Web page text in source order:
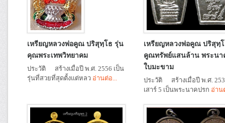
เหรียญหลวงพ่อคูณ ปริสุทฺโธ รุ่น
คุณพระเทพวิทยาคม
ประวัติ สร้างเมื่อปี พ.ศ. 2556 เป็น
รุ่นที่สวยที่สุดตั้งแต่หลว อ่านต่อ...
เหรียญหลวงพ่อคูณ ปริสุทฺ
คูณทรัพย์แสนล้าน พระนา
ใบมะขาม
ประวัติ สร้างเมื่อปี พ.ศ.
เสาร์ 5 เป็นพระนาคปรก อ่าน